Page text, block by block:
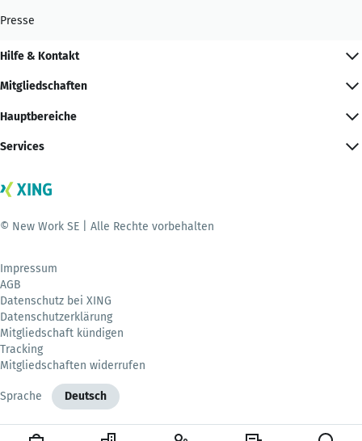
Presse
Hilfe & Kontakt
Mitgliedschaften
Hauptbereiche
Services
© New Work SE | Alle Rechte vorbehalten
Impressum
AGB
Datenschutz bei XING
Datenschutzerklärung
Mitgliedschaft kündigen
Tracking
Mitgliedschaften widerrufen
Sprache Deutsch